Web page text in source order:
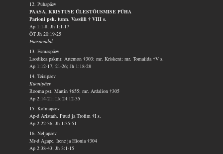
12. Pühapäev
PAASA, KRISTUSE ÜLESTÕUSMISE PÜHA
Parioni psk. tunn. Vassiili † VIII s.
Ap 1:1-8; Jh 1:1-17
ÕT Jh 20:19-25
Paasanädal
13. Esmaspäev
Laodikea pskmr. Artemon †303; mr. Kriskent; mr. Tomaiida †V s.
Ap 1:12-17, 21-26; Jh 1:18-28
14. Teisipäev
Künnipäev
Rooma pst. Martin †655; mr. Ardalion †305
Ap 2:14-21; Lk 24:12-35
15. Kolmapäev
Ap-d Aristarh, Puud ja Trofim †I s.
Ap 2:22-36; Jh 1:35-51
16. Neljapäev
Mr-d Agape, Irene ja Hionia †304
Ap 2:38-43; Jh 3:1-15